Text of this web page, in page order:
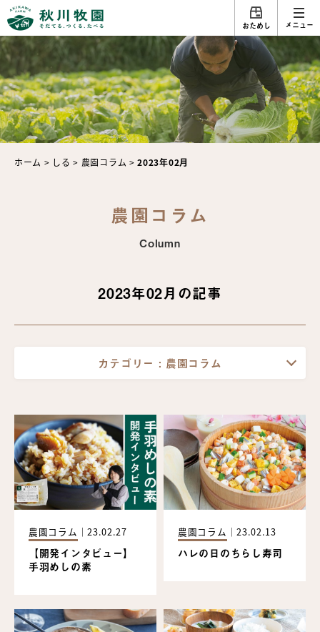
おためし メニュー
ホーム > しる > 農園コラム >2023年02月
農園コラム
Column
2023年02月の記事
カテゴリー : 農園コラム
農園コラム ｜23.02.27
【開発インタビュー】
手羽めしの素
農園コラム ｜23.02.13
ハレの日のちらし寿司